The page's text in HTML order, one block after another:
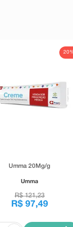
Umma 20Mg/g
Umma
R$ 121,23
R$ 97,49